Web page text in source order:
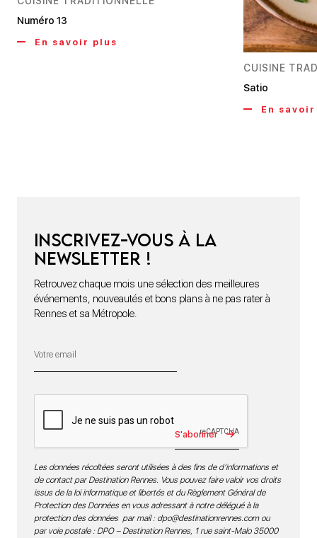
Numéro 13
En savoir plus
CUISINE
Satio
En
Inscrivez-vous à la
newsletter !
Retrouvez chaque mois une sélection des meilleures
événements, nouveautés et bons plans à ne pas rater à
Rennes et sa Métropole.
S'abonner
Les données récoltées seront utilisées à des fins de d’informations et
de contact par Destination Rennes. Vous pouvez faire valoir vos droits
issus de la loi informatique et libertés et du Règlement Général de
Protection des Données en vous adressant à notre délégué à la
protection des données par mail : dpo@destinationrennes.comou
par voie postale : DPO – Destination Rennes, 1 rue saint-Malo 35000